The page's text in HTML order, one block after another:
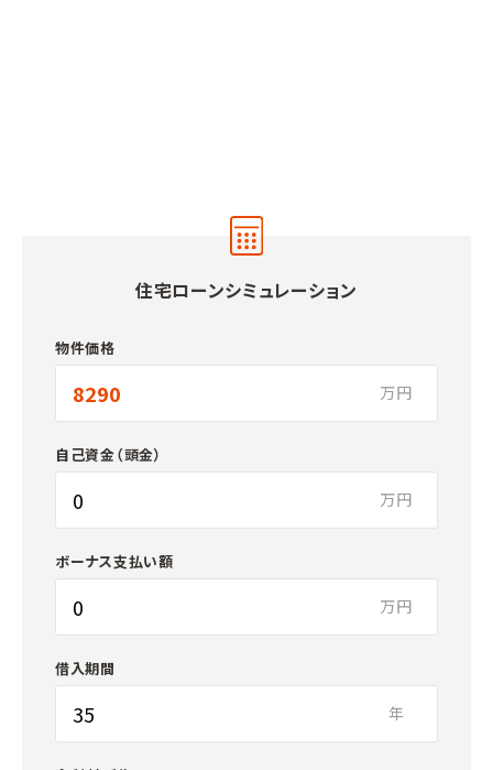
住宅ローンシミュレーション
物件価格
万円
自己資金（頭金）
万円
ボーナス支払い額
万円
借入期間
年